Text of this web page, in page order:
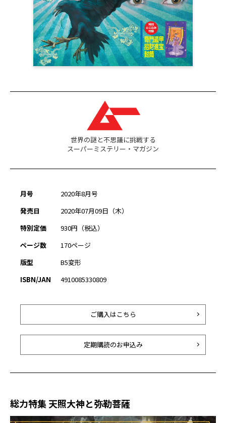
世界の謎と不思議に挑戦する
スーパーミステリー・マガジン
月号
2020年8月号
発売日
2020年07月09日（木）
特別定価
930円（税込）
ページ数
170ページ
版型
B5変形
ISBN/JAN
4910085330809
ご購入はこちら
定期購読のお申込み
総力特集 天照大神と弥勒菩薩